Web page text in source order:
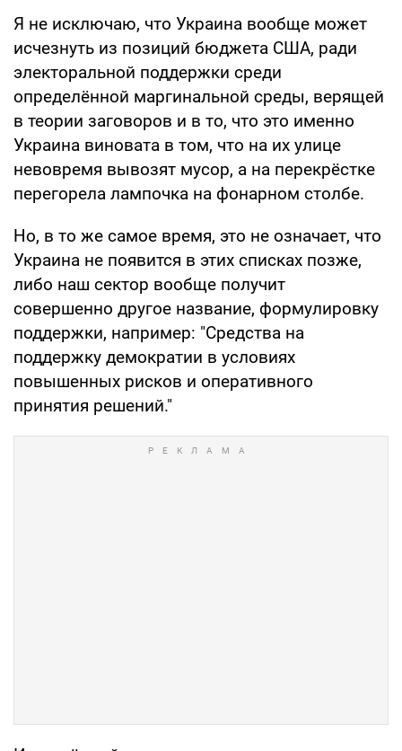
Я не исключаю, что Украина вообще может
исчезнуть из позиций бюджета США, ради
электоральной поддержки среди
определённой маргинальной среды, верящей
в теории заговоров и в то, что это именно
Украина виновата в том, что на их улице
невовремя вывозят мусор, а на перекрёстке
перегорела лампочка на фонарном столбе.
Но, в то же самое время, это не означает, что
Украина не появится в этих списках позже,
либо наш сектор вообще получит
совершенно другое название, формулировку
поддержки, например: "Средства на
поддержку демократии в условиях
повышенных рисков и оперативного
принятия решений."